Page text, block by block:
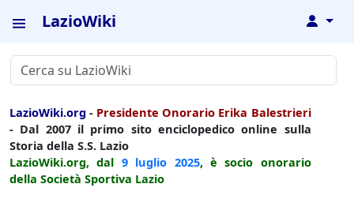
LazioWiki ↓
LazioWiki.org - Presidente Onorario Erika Balestrieri
- Dal 2007 il primo sito enciclopedico online sulla
Storia della S.S. Lazio
LazioWiki.org, dal 9 luglio 2025, è socio onorario
della Società Sportiva Lazio